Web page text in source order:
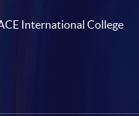
International College